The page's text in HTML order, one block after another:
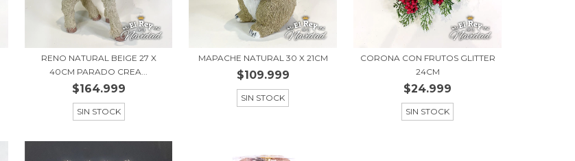
RENO NATURAL BEIGE 27 X
40CM PARADO CREA...
$164.999
SIN STOCK
MAPACHE NATURAL 30 X 21CM
$109.999
SIN STOCK
CORONA CON FRUTOS GLITTER
24CM
$24.999
SIN STOCK